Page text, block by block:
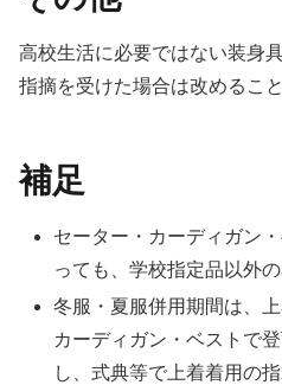
高校生活に必要ではない装身
指摘を受けた場合は改めること
補足
セーター・カーディガン
っても、学校指定品以外
冬服・夏服併用期間は、
カーディガン・ベストで
し、式典等で上着着用の